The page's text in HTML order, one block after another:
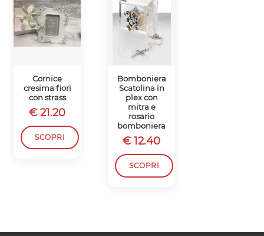
Cornice
cresima fiori
con strass
€ 21.20
SCOPRI
Bomboniera
Scatolina in
plex con
mitra e
rosario
bomboniera
€ 12.40
SCOPRI